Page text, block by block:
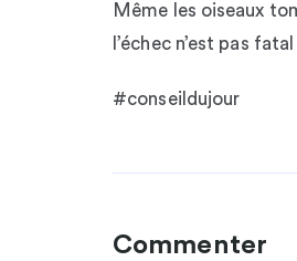
Même les oiseaux
l’échec n’est pas
#conseildujour
Commenter